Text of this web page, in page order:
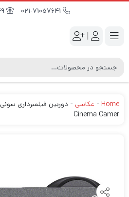
09364165449
|
Home
- عکاسی -
Cinema Camer